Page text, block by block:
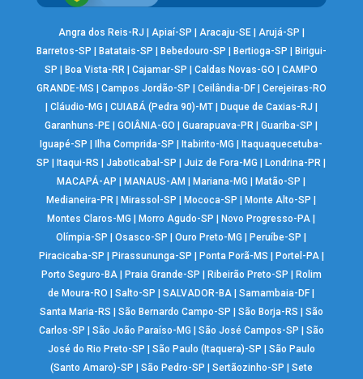
Angra dos Reis-RJ | Apiaí-SP | Aracaju-SE| Arujá-SP |
Barretos-SP | Batatais-SP | Bebedouro-SP | Bertioga-SP | Birigui-
SP |Boa Vista-RR |Cajamar-SP |Caldas Novas-GO |CAMPO
GRANDE-MS | Campos Jordão-SP | Ceilândia-DF| Cerejeiras-RO
| Cláudio-MG | CUIABÁ (Pedra 90)-MT| Duque de Caxias-RJ |
Garanhuns-PE |GOIÂNIA-GO |Guarapuava-PR |Guariba-SP |
Iguapé-SP |Ilha Comprida-SP |Itabirito-MG |Itaquaquecetuba-
SP |Itaqui-RS |Jaboticabal-SP |Juiz de Fora-MG |Londrina-PR |
MACAPÁ-AP |MANAUS-AM |Mariana-MG |Matão-SP |
Medianeira-PR |Mirassol-SP |Mococa-SP |Monte Alto-SP |
Montes Claros-MG |Morro Agudo-SP |Novo Progresso-PA |
Olímpia-SP |Osasco-SP |Ouro Preto-MG |Peruíbe-SP |
Piracicaba-SP | Pirassununga-SP | Ponta Porã-MS | Portel-PA|
Porto Seguro-BA| Praia Grande-SP | Ribeirão Preto-SP | Rolim
de Moura-RO |Salto-SP |SALVADOR-BA |Samambaia-DF |
Santa Maria-RS | São Bernardo Campo-SP | São Borja-RS | São
Carlos-SP | São João Paraíso-MG | São José Campos-SP | São
José do Rio Preto-SP | São Paulo (Itaquera)-SP | São Paulo
(Santo Amaro)-SP | São Pedro-SP | Sertãozinho-SP | Sete